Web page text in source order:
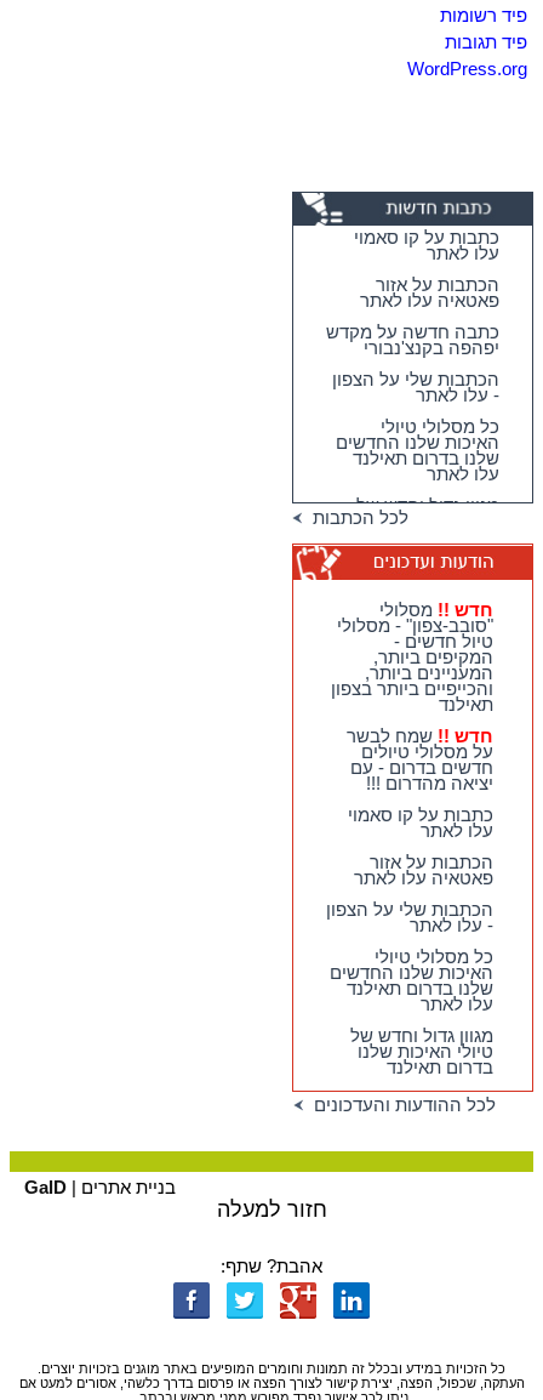
פיד רשומות
פיד תגובות
WordPress.org
כתבות על קו סאמוי
עלו לאתר
הכתבות על אזור
פאטאיה עלו לאתר
כתבה חדשה על מקדש
יפהפה בקנצ'נבורי
הכתבות שלי על הצפון
- עלו לאתר
כל מסלולי טיולי
האיכות שלנו החדשים
שלנו בדרום תאילנד
עלו לאתר
מגוון גדול וחדש של
טיולי האיכות שלנו
טיולי יום מהואה הין -
מבחר גדול של
וחווייתיים לנופשים
בהואה הין !!
חדש !!מסלולי
"סובב-צפון" - מסלולי
טיול חדשים - המקיפים
ביותר, המעניינים
בצפון תאילנד
חדש !! שמח לבשר על
מסלולי טיולים חדשים
מהדרום !!!
עלו לאתר
לכל הכתבות
חדש !! מסלולי
"סובב-צפון" - מסלולי
טיול חדשים -
המקיפים ביותר,
המעניינים ביותר,
והכייפיים ביותר בצפון
תאילנד
חדש !! שמח לבשר
על מסלולי טיולים
חדשים בדרום - עם
יציאה מהדרום !!!
כתבות על קו סאמוי
עלו לאתר
הכתבות על אזור
פאטאיה עלו לאתר
הכתבות שלי על הצפון
- עלו לאתר
כל מסלולי טיולי
האיכות שלנו החדשים
שלנו בדרום תאילנד
עלו לאתר
מגוון גדול וחדש של
טיולי האיכות שלנו
בדרום תאילנד
לכל ההודעות והעדכונים
בניית אתרים | GalD
חזור למעלה
אהבת? שתף:
כל הזכויות במידע ובכלל זה תמונות וחומרים המופיעים באתר מוגנים בזכויות יוצרים.
העתקה, שכפול, הפצה, יצירת קישור לצורך הפצה או פרסום בדרך כלשהי, אסורים למעט אם